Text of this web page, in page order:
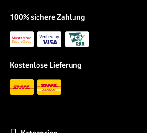
100% sichere Zahlung
Kostenlose Lieferung